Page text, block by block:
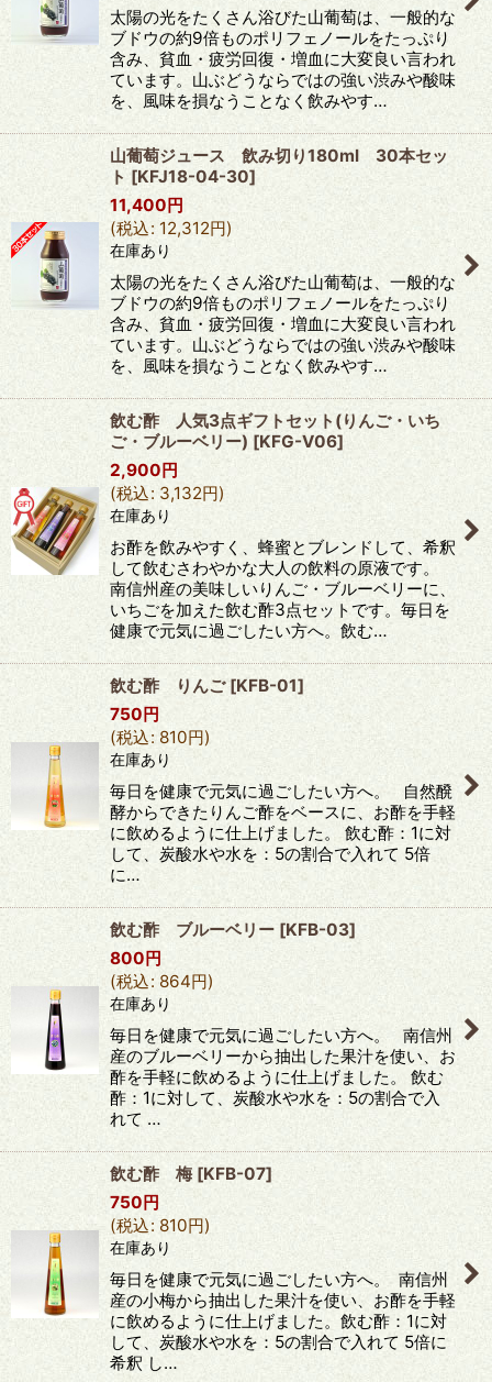
太陽の光をたくさん浴びた山葡萄は、一般的な
ブドウの約9倍ものポリフェノールをたっぷり
含み、貧血・疲労回復・増血に大変良い言われ
ています。山ぶどうならではの強い渋みや酸味
を、風味を損なうことなく飲みやす…
山葡萄ジュース 飲み切り180ml 30本セッ
ト [KFJ18-04-30]
11,400円
(税込: 12,312円)
在庫あり
太陽の光をたくさん浴びた山葡萄は、一般的な
ブドウの約9倍ものポリフェノールをたっぷり
含み、貧血・疲労回復・増血に大変良い言われ
ています。山ぶどうならではの強い渋みや酸味
を、風味を損なうことなく飲みやす…
飲む酢 人気3点ギフトセット(りんご・いち
ご・ブルーベリー) [KFG-V06]
2,900円
(税込: 3,132円)
在庫あり
お酢を飲みやすく、蜂蜜とブレンドして、希釈
して飲むさわやかな大人の飲料の原液です。
南信州産の美味しいりんご・ブルーベリーに、
いちごを加えた飲む酢3点セットです。毎日を
健康で元気に過ごしたい方へ。飲む…
飲む酢 りんご [KFB-01]
750円
(税込: 810円)
在庫あり
毎日を健康で元気に過ごしたい方へ。 自然醗
酵からできたりんご酢をベースに、お酢を手軽
に飲めるように仕上げました。 飲む酢：1に対
して、炭酸水や水を：5の割合で入れて 5倍
に…
飲む酢 ブルーベリー [KFB-03]
800円
(税込: 864円)
在庫あり
毎日を健康で元気に過ごしたい方へ。 南信州
産のブルーベリーから抽出した果汁を使い、お
酢を手軽に飲めるように仕上げました。 飲む
酢：1に対して、炭酸水や水を：5の割合で入
れて …
飲む酢 梅 [KFB-07]
750円
(税込: 810円)
在庫あり
毎日を健康で元気に過ごしたい方へ。 南信州
産の小梅から抽出した果汁を使い、お酢を手軽
に飲めるように仕上げました。飲む酢：1に対
して、炭酸水や水を：5の割合で入れて 5倍に
希釈 し…